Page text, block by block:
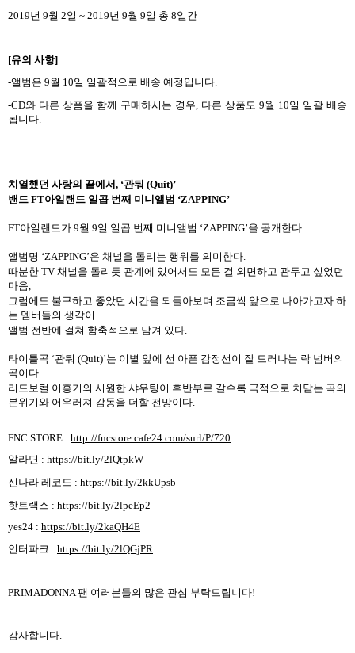
2019년 9월 2일 ~ 2019년 9월 9일 총 8일간
[유의 사항]
-앨범은 9월 10일 일괄적으로 배송 예정입니다.
-CD와 다른 상품을 함께 구매하시는 경우 다른 상품도 9월 10일 일괄 배송
됩니다
치열했던 사랑의 끝에서 , ‘관둬 (Quit)’
밴드 FT아일랜드 일곱 번째 미니앨범 ‘ZAPPING’
FT아일랜드가 9월 9일 일곱 번째 미니앨범 ‘ZAPPING’을 공개한다
앨범명 ‘ZAPPING’은 채널을 돌리는 행위를 의미한다
따분한 TV 채널을 돌리듯 관계에 있어서도 모든 걸 외면하고 관두고 싶었던
마음
그럼에도 불구하고 좋았던 시간을 되돌아보며 조금씩 앞으로 나아가고자 하
는 멤버들의 생각이
앨범 전반에 걸쳐 함축적으로 담겨 있다
타이틀곡 ‘관둬 (Quit)’는 이별 앞에 선 아픈 감정선이 잘 드러나는 락 넘버의
곡이다
리드보컬 이홍기의 시원한 샤우팅이 후반부로 갈수록 극적으로 치닫는 곡의
분위기와 어우러져 감동을 더할 전망이다
FNC STORE : http://fncstore.cafe24.com/surl/P/720
알라딘 : https://bit.ly/2lQtpkW
신나라 레코드 : https://bit.ly/2kkUpsb
핫트랙스 : https://bit.ly/2lpeEp2
yes24 : https://bit.ly/2kaQH4E
인터파크 : https://bit.ly/2lQGjPR
PRIMADONNA팬 여러분들의 많은 관심 부탁드립니다!
감사합니다